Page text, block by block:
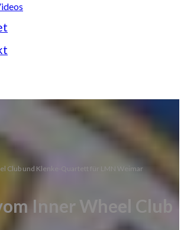
Club und Klenke-Quartett für LMN Weimar
Inner Wheel Club